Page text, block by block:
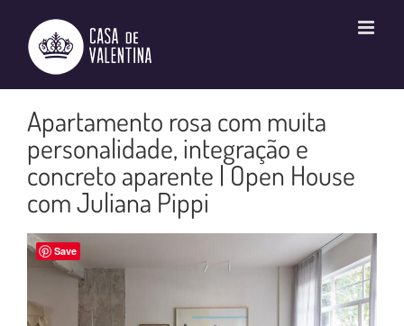
conteúdo
Apartamento rosa com muita
personalidade, integração e
concreto aparente | Open House
com Juliana Pippi
Save